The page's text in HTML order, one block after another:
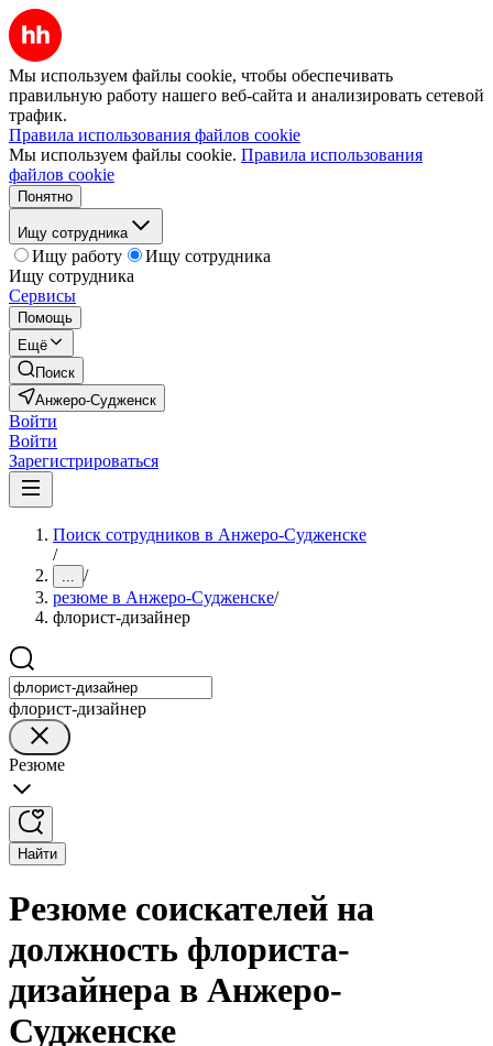
Мы используем файлы cookie, чтобы обеспечивать
правильную работу нашего веб-сайта и анализировать сетевой
трафик.
Правила использования файлов cookie
Мы используем файлы cookie. Правила использования
файлов cookie
Понятно
Ищу сотрудника
Ищу работу
Ищу сотрудника
Ищу сотрудника
Сервисы
Помощь
Ещё
Поиск
Анжеро-Судженск
Войти
Войти
Зарегистрироваться
Поиск сотрудников в Анжеро-Судженске
/
... /
резюме в Анжеро-Судженске/
флорист-дизайнер
флорист-дизайнер
Резюме
Найти
Резюме соискателей на
должность флориста-
дизайнера в Анжеро-
Судженске